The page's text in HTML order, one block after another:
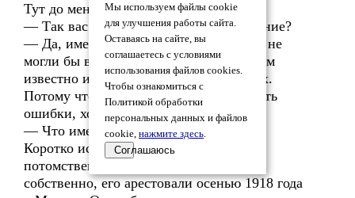
Тут до меня стало доходить:
— Так вас интересует моё происхождение?
— Да, именно это. Ирина Николаевна, не
могли бы вы коротко рассказать, что вам
известно из истории семьи Иртеньевых.
Потому что я все ещё не могу исключить
ошибки, хотя пока все сходится.
— Что именно? А, впрочем, слушайте.
Коротко история такова: мой дед был
потомственным дворянином, за что,
собственно, его арестовали осенью 1918 года
Мы используем файлы cookie
для улучшения работы сайта.
Оставаясь на сайте, вы
соглашаетесь с условиями
использования файлов cookies.
Чтобы ознакомиться с
Политикой обработки
персональных данных и файлов
cookie, нажмите здесь.
Соглашаюсь